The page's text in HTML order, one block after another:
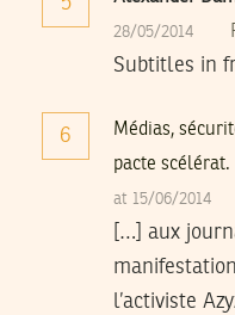
28/05/2014
Subtitles in
6
Médias,
pacte
at 15/06/2014
[…] aux
l’activiste